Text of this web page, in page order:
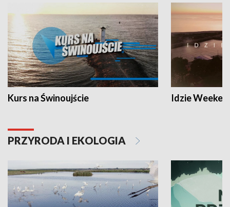
Kurs na Świnoujście Idzie
PRZYRODA I EKOLOGIA